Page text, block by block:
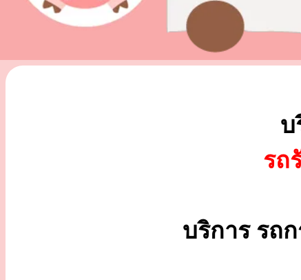
บ
รถ
บริการ รถ